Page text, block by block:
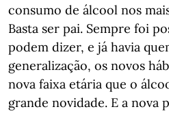
consumo de álcool nos
Basta ser pai. Sempre foi
podem dizer, e já havia
generalização, os novos
nova faixa etária que o
grande novidade. E a nova